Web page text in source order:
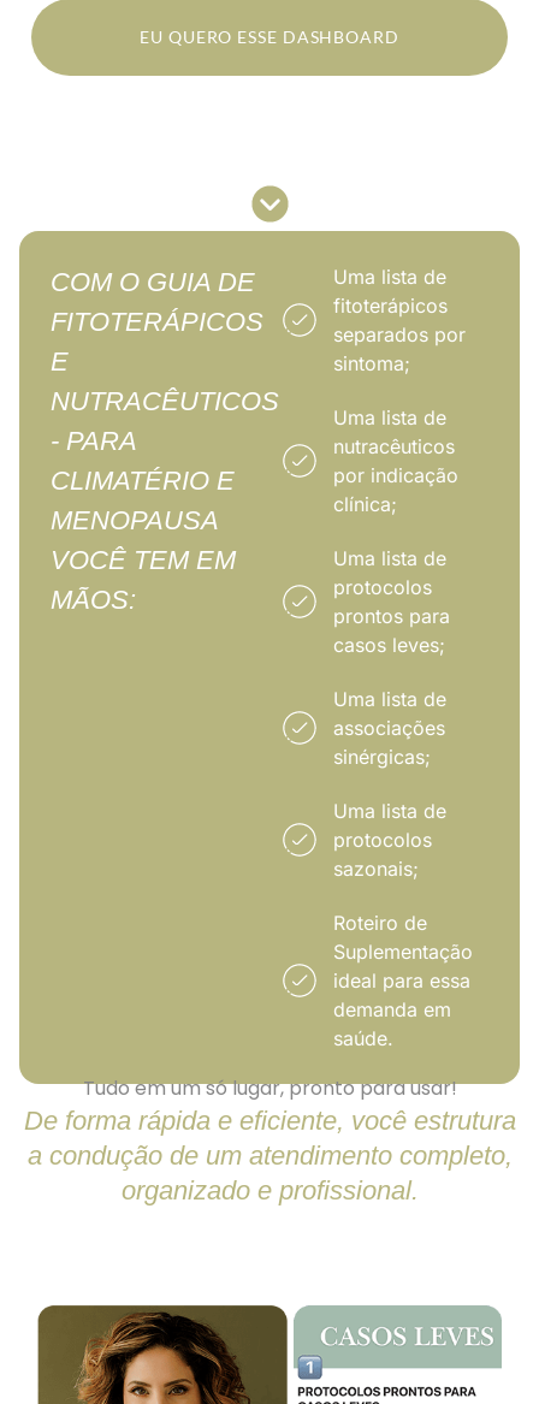
EU QUERO ESSE DASHBOARD
COM O GUIA DE
FITOTERÁPICOS
E
NUTRACÊUTICOS
- PARA
CLIMATÉRIO E
MENOPAUSA
VOCÊ TEM EM
MÃOS:
Uma lista de
fitoterápicos
separados por
sintoma;
Uma lista de
nutracêuticos
por indicação
clínica;
Uma lista de
protocolos
prontos para
casos leves;
Uma lista de
associações
sinérgicas;
Uma lista de
protocolos
sazonais;
Roteiro de
Suplementação
ideal para essa
demanda em
saúde.
Tudo em um só lugar, pronto para usar!
De forma rápida e eficiente, você estrutura
a condução de um atendimento completo,
organizado e profissional.